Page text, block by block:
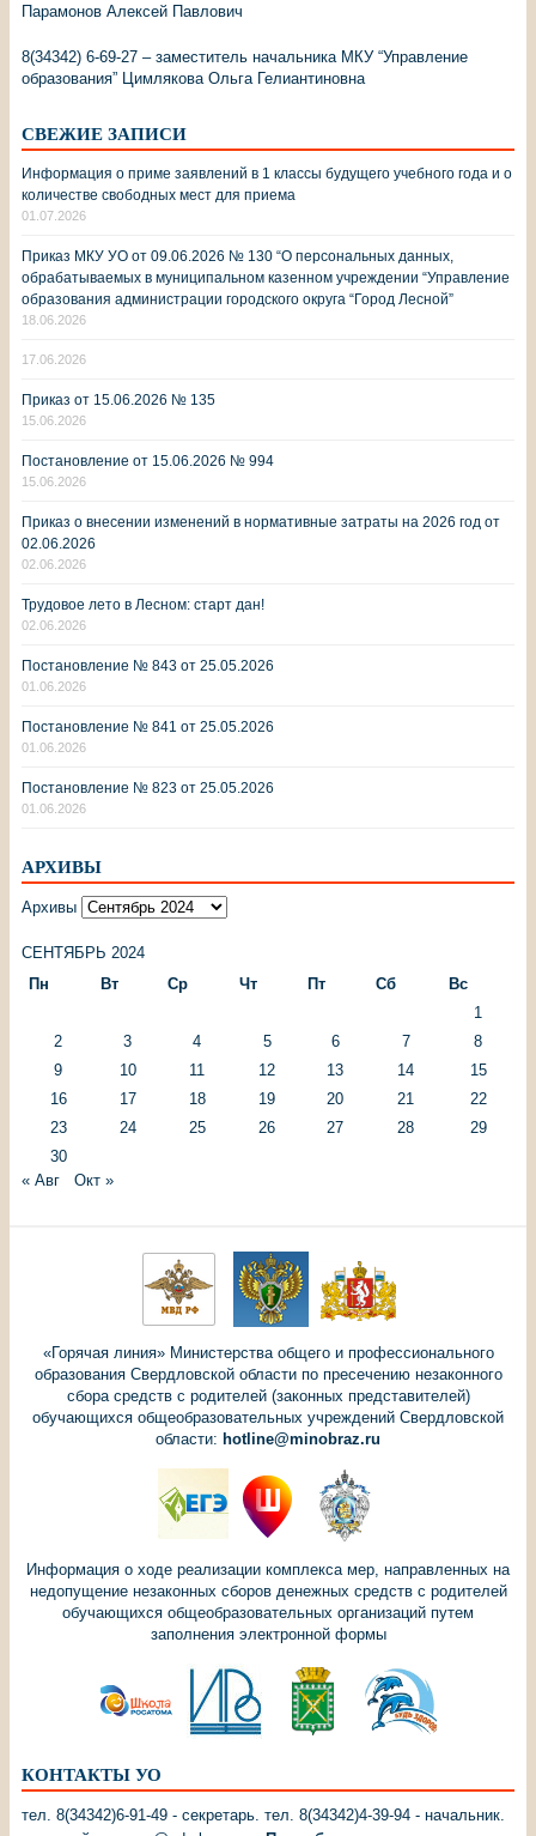
Парамонов Алексей Павлович
8(34342) 6-69-27 – заместитель начальника МКУ “Управление
образования” Цимлякова Ольга Гелиантиновна
СВЕЖИЕ ЗАПИСИ
Информация о приме заявлений в 1 классы будущего учебного года и о
количестве свободных мест для приема
01.07.2026
Приказ МКУ УО от 09.06.2026 № 130 “О персональных данных,
обрабатываемых в муниципальном казенном учреждении “Управление
образования администрации городского округа “Город Лесной”
18.06.2026
17.06.2026
Приказ от 15.06.2026 № 135
15.06.2026
Постановление от 15.06.2026 № 994
15.06.2026
Приказ о внесении изменений в нормативные затраты на 2026 год от
02.06.2026
02.06.2026
Трудовое лето в Лесном: старт дан!
02.06.2026
Постановление № 843 от 25.05.2026
01.06.2026
Постановление № 841 от 25.05.2026
01.06.2026
Постановление № 823 от 25.05.2026
01.06.2026
АРХИВЫ
Архивы
СЕНТЯБРЬ 2024
Пн
Вт Ср Чт Пт Сб
Вс
1
2
3 4 5 6 7
8
9
10 11 12 13 14
15
16
17 18 19 20 21
22
23
24 25 26 27 28
29
30
« Авг
Окт »
«Горячая линия» Министерства общего и профессионального
образования Свердловской области по пресечению незаконного
сбора средств с родителей (законных представителей)
обучающихся общеобразовательных учреждений Свердловской
области: hotline@minobraz.ru
Информация о ходе реализации комплекса мер, направленных на
недопущение незаконных сборов денежных средств с родителей
обучающихся общеобразовательных организаций путем
заполнения электронной формы
КОНТАКТЫ УО
тел. 8(34342)6-91-49 - секретарь. тел. 8(34342)4-39-94 - начальник.